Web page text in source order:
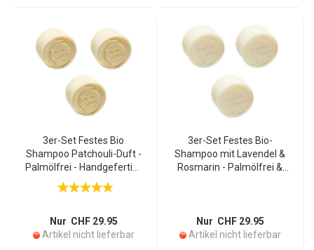
3er-Set Festes Bio
Shampoo Patchouli-Duft -
Palmölfrei - Handgefertigt
mit Argan-Öl & 77%
kaltgepressten Ölen -
Nur CHF 29.95
Artikel nicht lieferbar
3er-Set Festes Bio-
Shampoo mit Lavendel &
Rosmarin - Palmölfrei &
Haartypen
Nur CHF 29.95
Artikel nicht lieferbar